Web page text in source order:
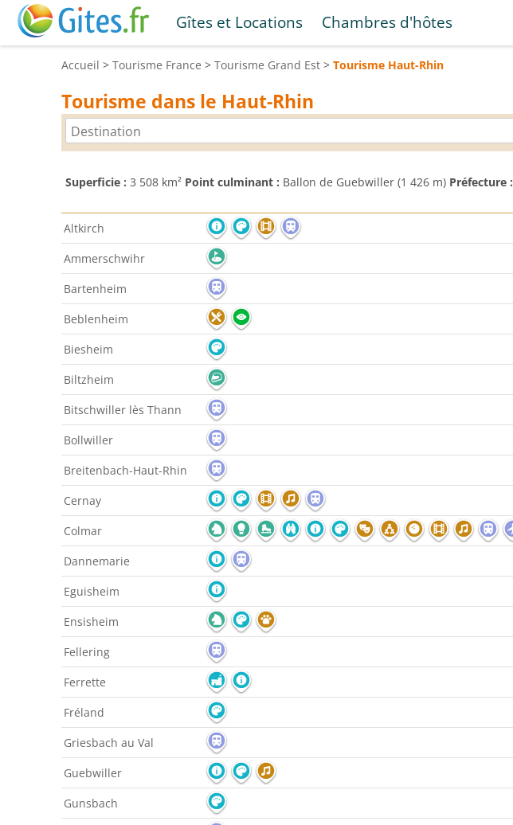
Gîtes et Locations Chambres d'hôtes
Accueil > Tourisme France > Tourisme Grand Est > Tourisme Haut-Rhin
Tourisme dans le Haut-Rhin
Superficie : 3 508 km² Point culminant : Ballon de Guebwiller (1 426 m) Préfecture :
Altkirch
Ammerschwihr
Bartenheim
Beblenheim
Biesheim
Biltzheim
Bitschwiller lès Thann
Bollwiller
Breitenbach-Haut-Rhin
Cernay
Colmar
Dannemarie
Eguisheim
Ensisheim
Fellering
Ferrette
Fréland
Griesbach au Val
Guebwiller
Gunsbach